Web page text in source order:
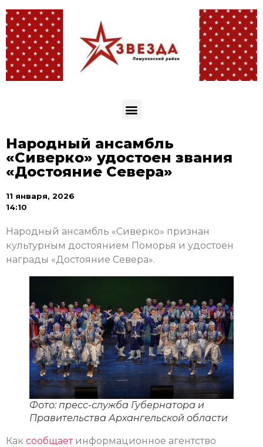
Народный ансамбль
«Сиверко» удостоен звания
«Достояние Севера»
11 января, 2026
14:10
Народный ансамбль «Сиверко» признан
культурным достоянием Поморья и удостоен
награды «Достояние Севера».
Фото: пресс-служба Губернатора и
Правительства Архангельской области
Как сообщаетинформационное агентство